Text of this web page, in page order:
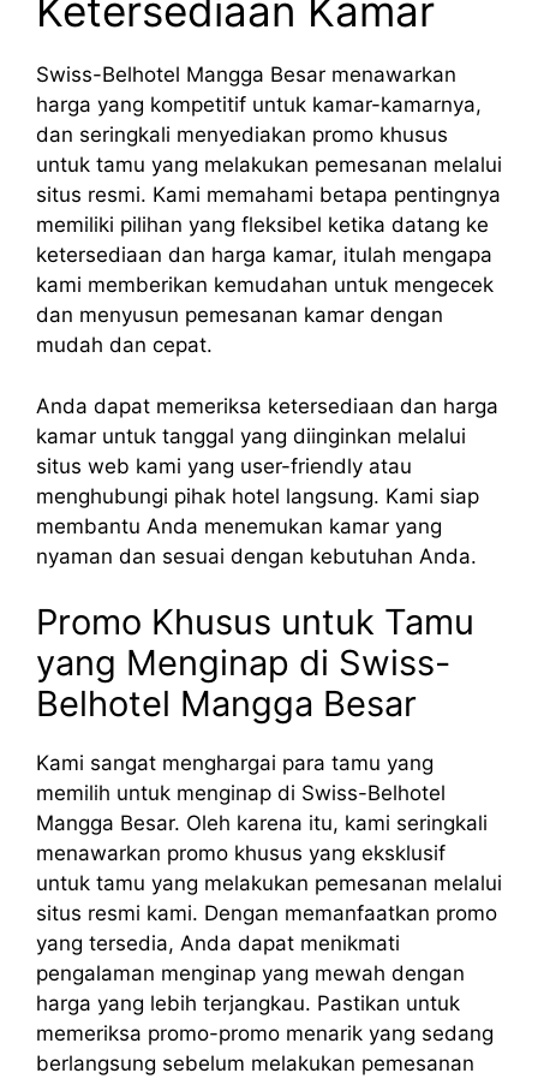
Ketersediaan Kamar
Swiss-Belhotel Mangga Besar menawarkan
harga yang kompetitif untuk kamar-kamarnya,
dan seringkali menyediakan promo khusus
untuk tamu yang melakukan pemesanan melalui
situs resmi. Kami memahami betapa pentingnya
memiliki pilihan yang fleksibel ketika datang ke
ketersediaan dan harga kamar, itulah mengapa
kami memberikan kemudahan untuk mengecek
dan menyusun pemesanan kamar dengan
mudah dan cepat.
Anda dapat memeriksa ketersediaan dan harga
kamar untuk tanggal yang diinginkan melalui
situs web kami yang user-friendly atau
menghubungi pihak hotel langsung. Kami siap
membantu Anda menemukan kamar yang
nyaman dan sesuai dengan kebutuhan Anda.
Promo Khusus untuk Tamu
yang Menginap di Swiss-
Belhotel Mangga Besar
Kami sangat menghargai para tamu yang
memilih untuk menginap di Swiss-Belhotel
Mangga Besar. Oleh karena itu, kami seringkali
menawarkan promo khusus yang eksklusif
untuk tamu yang melakukan pemesanan melalui
situs resmi kami. Dengan memanfaatkan promo
yang tersedia, Anda dapat menikmati
pengalaman menginap yang mewah dengan
harga yang lebih terjangkau. Pastikan untuk
memeriksa promo-promo menarik yang sedang
berlangsung sebelum melakukan pemesanan